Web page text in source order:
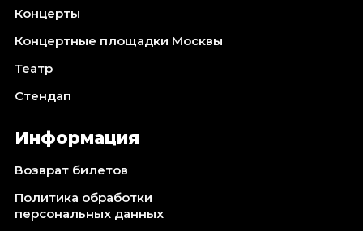
События
Август 2026
Ноябрь 2026
Январь 2027
Площадки
Концерты
Концертные площадки Москвы
Театр
Стендап
Информация
Возврат билетов
Политика обработки
персональных данных